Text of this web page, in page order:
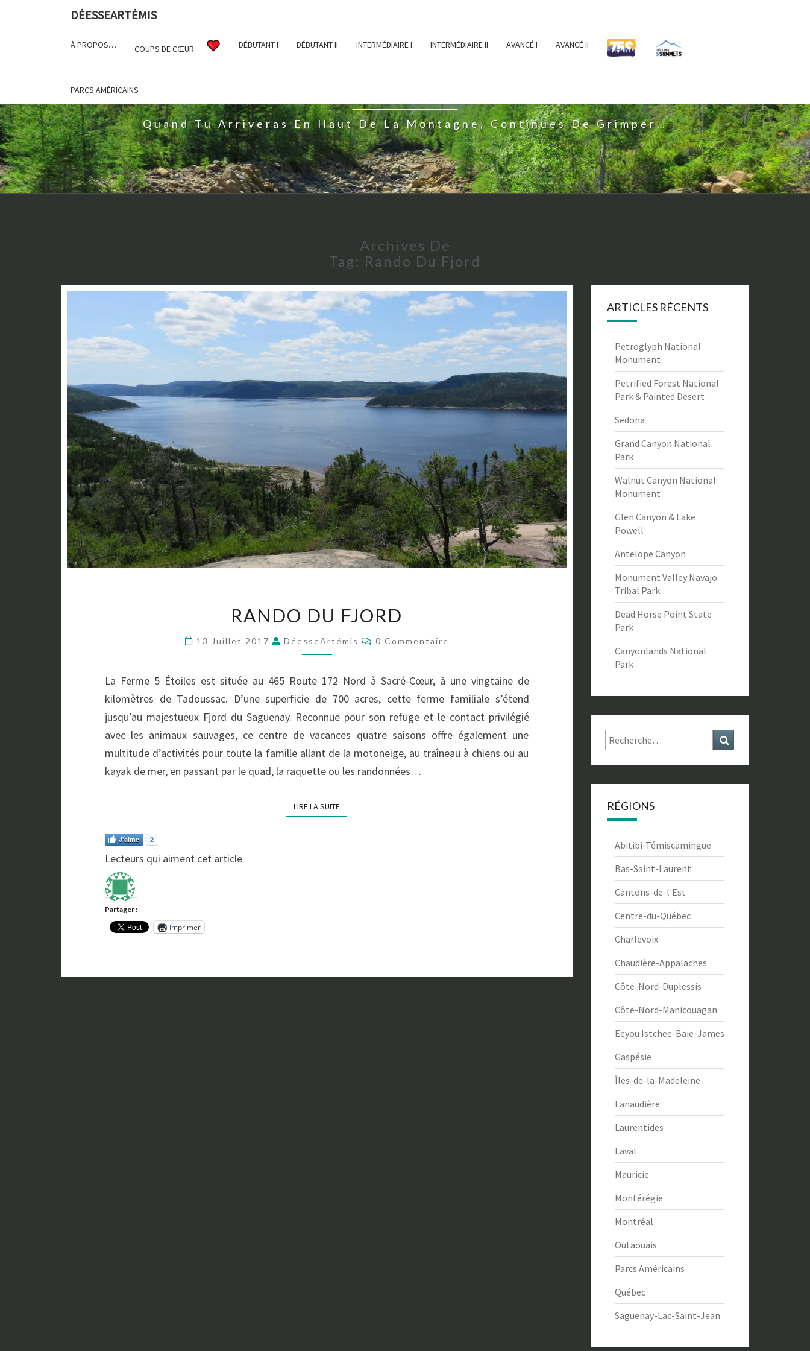
DĖESSEARTĖMIS
À PROPOS… COUPS DE CŒUR DÉBUTANT I DÉBUTANT II INTERMÉDIAIRE I INTERMÉDIAIRE II AVANCÉ I AVANCÉ II
PARCS AMÉRICAINS
Quand Tu Arriveras En Haut De La Montagne, Continues De Grimper…
Archives De
Tag: Rando Du Fjord
A
D
D
U
F
J
O
R
D
RANDO DU FJORD
13 Juillet 2017 DéesseArtémis
C
O
E
N
A
R
S
0 Commentaire
La Ferme 5 Étoiles est située au 465 Route 172 Nord à Sacré-Cœur, à une vingtaine de
kilomètres de Tadoussac. D’une superficie de 700 acres, cette ferme familiale s’étend
jusqu’au majestueux Fjord du Saguenay. Reconnue pour son refuge et le contact privilégié
avec les animaux sauvages, ce centre de vacances quatre saisons offre également une
multitude d’activités pour toute la famille allant de la motoneige, au traîneau à chiens ou au
kayak de mer, en passant par le quad, la raquette ou les randonnées…
LIRE LA SUITE
J'aime 2
Lecteurs qui aiment cet article
Partager :
Imprimer
ARTICLES RÉCENTS
Petroglyph National
Monument
Petrified Forest National
Park & Painted Desert
Sedona
Grand Canyon National
Park
Walnut Canyon National
Monument
Glen Canyon & Lake
Powell
Antelope Canyon
Monument Valley Navajo
Tribal Park
Dead Horse Point State
Park
Canyonlands National
Park
Rechercher :
RÉGIONS
Abitibi-Témiscamingue
Bas-Saint-Laurent
Cantons-de-l'Est
Centre-du-Québec
Charlevoix
Chaudière-Appalaches
Côte-Nord-Duplessis
Côte-Nord-Manicouagan
Eeyou Istchee-Baie-James
Gaspésie
Îles-de-la-Madeleine
Lanaudière
Laurentides
Laval
Mauricie
Montérégie
Montréal
Outaouais
Parcs Américains
Québec
Saguenay-Lac-Saint-Jean